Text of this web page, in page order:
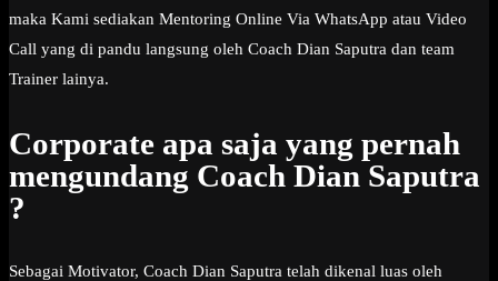
maka Kami sediakan Mentoring Online Via WhatsApp atau Video
Call yang di pandu langsung oleh Coach Dian Saputra dan team
Trainer lainya.
Corporate apa saja yang pernah
mengundang Coach Dian Saputra
?
Sebagai Motivator, Coach Dian Saputra telah dikenal luas oleh